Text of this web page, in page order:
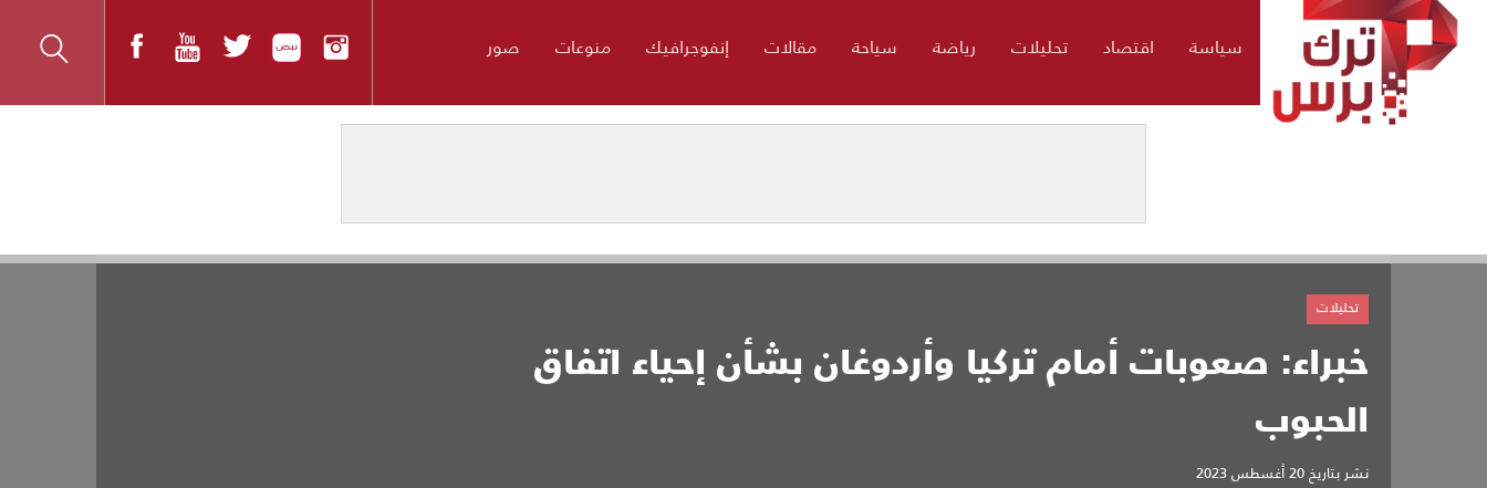
سياسة اقتصاد تحليلات رياضة سياحة مقالات إنفوجرافيك منوعات صور
خبراء: صعوبات أمام تركيا وأردوغان بشأن إحياء اتفاق
الحبوب
نشر بتاريخ20 أغسطس 2023
تحليلات